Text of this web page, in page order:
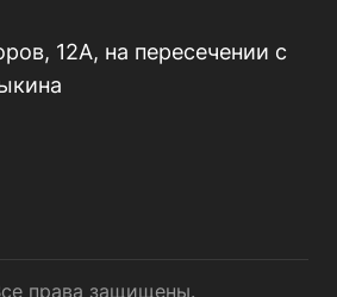
12А, на пересечении с
права защищены.